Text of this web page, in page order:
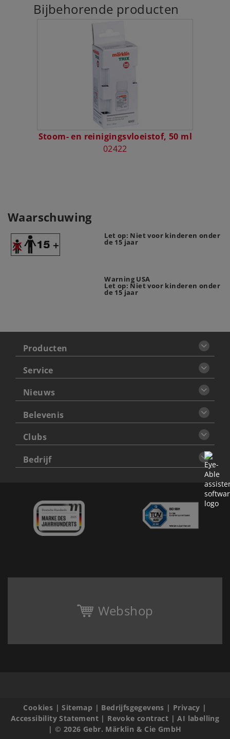
Bijbehorende producten
Stoom- en reinigingsvloeistof, 50 ml
02422
Waarschuwing
Let op: Niet voor kinderen onder
de 15 jaar
Warning USA
Let op: Niet voor kinderen onder
de 15 jaar
Producten
Service
Nieuws
Belevenis
Clubs
Bedrijf
Webshop
Cookies |Sitemap | Bedrijfsgegevens | Privacy |
Accessibility Statement| Revoke contract |AI labelling
|© 2026 Gebr. Märklin & Cie GmbH